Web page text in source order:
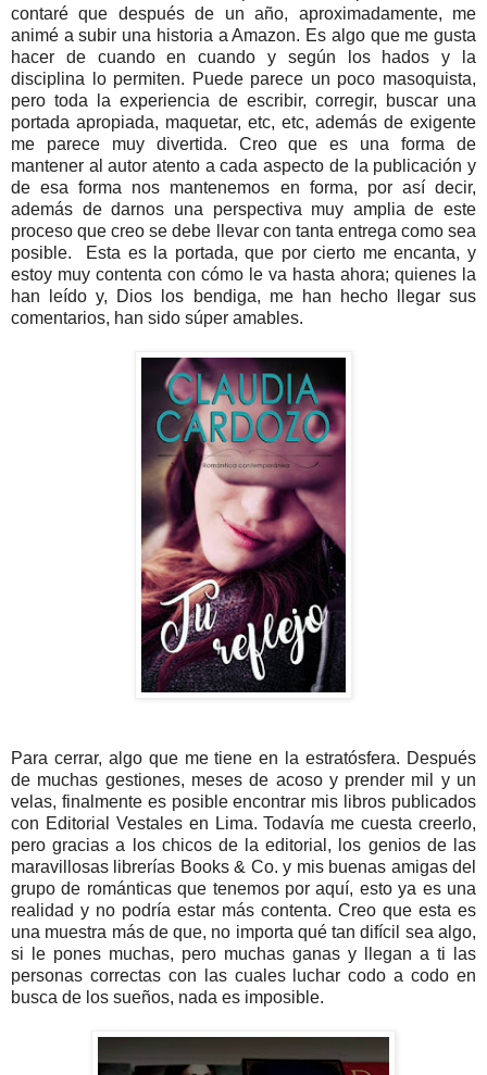
contaré que después de un año, aproximadamente, me
animé a subir una historia a Amazon. Es algo que me gusta
hacer de cuando en cuando y según los hados y la
disciplina lo permiten. Puede parece un poco masoquista,
pero toda la experiencia de escribir, corregir, buscar una
portada apropiada, maquetar, etc, etc, además de exigente
me parece muy divertida. Creo que es una forma de
mantener al autor atento a cada aspecto de la publicación y
de esa forma nos mantenemos en forma, por así decir,
además de darnos una perspectiva muy amplia de este
proceso que creo se debe llevar con tanta entrega como sea
posible. Esta es la portada, que por cierto me encanta, y
estoy muy contenta con cómo le va hasta ahora; quienes la
han leído y, Dios los bendiga, me han hecho llegar sus
comentarios, han sido súper amables.
Para cerrar, algo que me tiene en la estratósfera. Después
de muchas gestiones, meses de acoso y prender mil y un
velas, finalmente es posible encontrar mis libros publicados
con Editorial Vestales en Lima. Todavía me cuesta creerlo,
pero gracias a los chicos de la editorial, los genios de las
maravillosas librerías Books & Co. y mis buenas amigas del
grupo de románticas que tenemos por aquí, esto ya es una
realidad y no podría estar más contenta. Creo que esta es
una muestra más de que, no importa qué tan difícil sea algo,
si le pones muchas, pero muchas ganas y llegan a ti las
personas correctas con las cuales luchar codo a codo en
busca de los sueños, nada es imposible.